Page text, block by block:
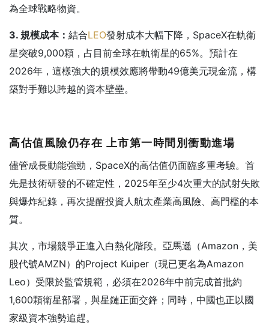
為全球戰略物資。
3. 規模成本： 結合LEO發射成本大幅下降，SpaceX在軌衛
星突破9,000顆，占目前全球在軌衛星的65%。預計在
2026年，這樣強大的規模效應將帶動49億美元現金流，構
築對手難以跨越的資本壁壘。
高估值風險仍存在 上市第一時間別衝動進場
儘管成長動能強勁，SpaceX的高估值仍面臨多重考驗。首
先是技術研發的不確定性，2025年至少4次重大的試射失敗
與爆炸紀錄，再次提醒投資人航太產業高風險、高門檻的本
質。
其次，市場競爭正進入白熱化階段。亞馬遜（Amazon，美
股代號AMZN）的Project Kuiper（現已更名為Amazon
Leo）受限於監管規範，必須在2026年中前完成首批約
1,600顆衛星部署，與星鏈正面交鋒；同時，中國也正以國
家級資本強勢追趕。